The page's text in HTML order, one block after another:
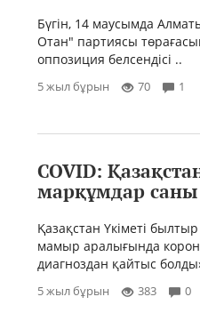
Бүгін, 14 маусымда
Отан" партиясы
оппозиция белсендісі ..
5 жыл бұрын 70 1
COVID:
марқұмдар
Қазақстан Үкіметі
мамыр аралығында
диагноздан қайтыс
5 жыл бұрын 383 0